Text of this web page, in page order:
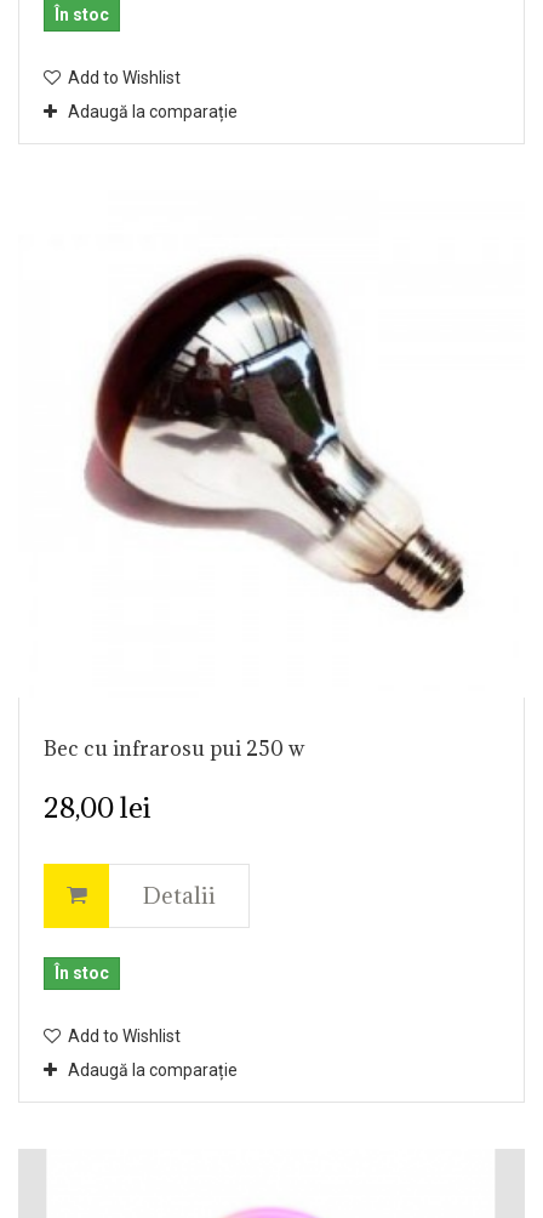
În stoc
Add to Wishlist
Adaugă la comparație
Bec cu infrarosu pui 250 w
28,00 lei
Detalii
În stoc
Add to Wishlist
Adaugă la comparație